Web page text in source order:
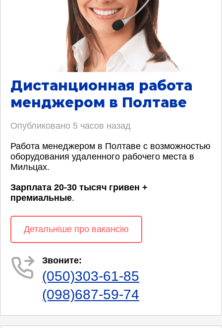
Дистанционная работа
менджером в Полтаве
Опубликовано 5 часов назад
Работа менеджером в Полтаве с возможностью
оборудования удаленного рабочего места в
Мильцах.
Зарплата 20-30 тысяч гривен +
премиальные.
Детальніше про вакансію
Звоните:
(050)303-61-85
(098)687-59-74